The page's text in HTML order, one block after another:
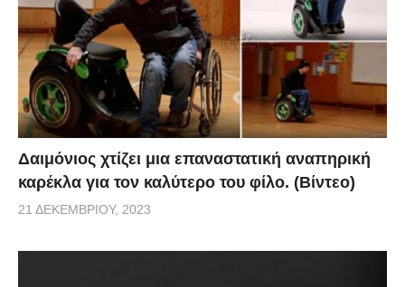
Δαιμόνιος χτίζει μια επαναστατική αναπηρική
καρέκλα για τον καλύτερο του φίλο. (Βίντεο)
21 ΔΕΚΕΜΒΡΊΟΥ, 2023